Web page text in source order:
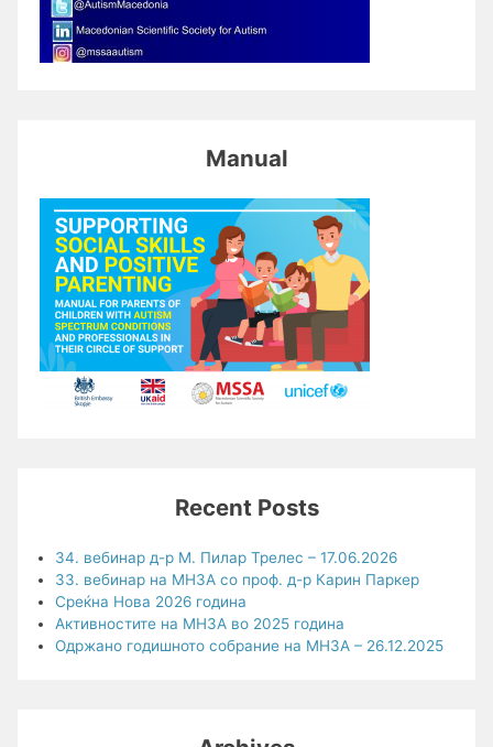
Manual
Recent Posts
34. вебинар д-р М. Пилар Трелес – 17.06.2026
33. вебинар на МНЗА со проф. д-р Карин Паркер
Среќна Нова 2026 година
Активностите на МНЗА во 2025 година
Одржано годишното собрание на МНЗА – 26.12.2025